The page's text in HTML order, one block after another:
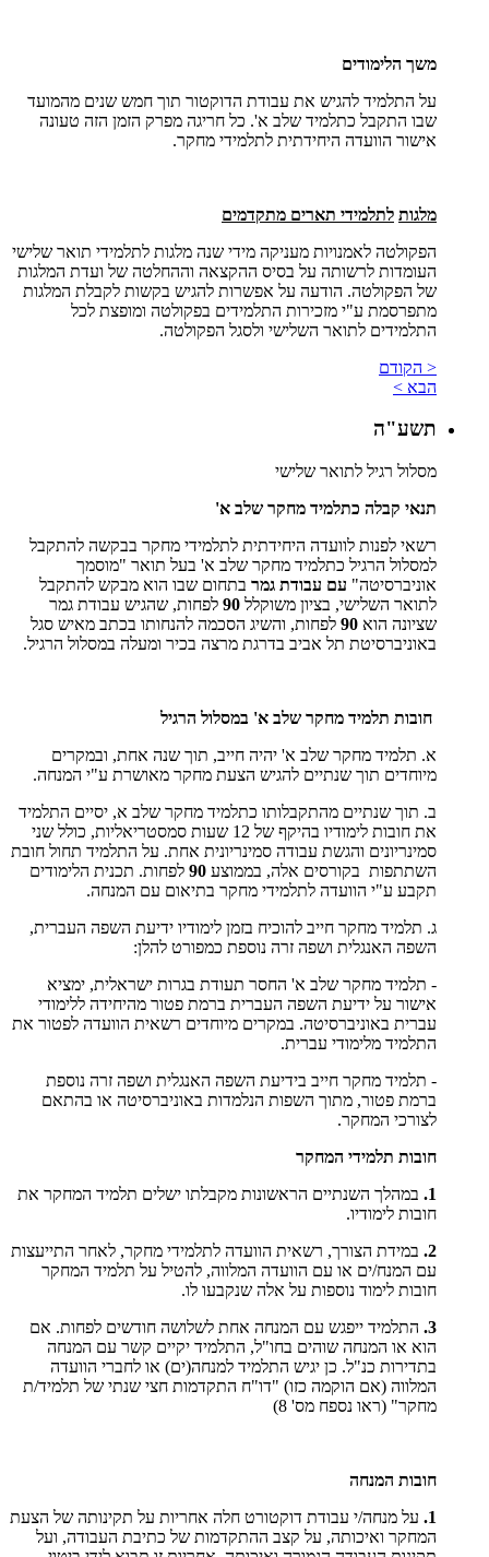
משך הלימודים
על התלמיד להגיש את עבודת הדוקטור תוך חמש שנים מהמועד
שבו התקבל כתלמיד שלב א'. כל חריגה מפרק הזמן הזה טעונה
אישור הוועדה היחידתית לתלמידי מחקר.
מלגות לתלמידי תארים מתקדמים
הפקולטה לאמנויות מעניקה מידי שנה מלגות לתלמידי תואר שלישי
העומדות לרשותה על בסיס ההקצאה וההחלטה של ועדת המלגות
של הפקולטה. הודעה על אפשרות להגיש בקשות לקבלת המלגות
מתפרסמת ע"י מזכירות התלמידים בפקולטה ומופצת לכל
התלמידים לתואר השלישי ולסגל הפקולטה.
< הקודם
הבא >
תשע"ה
מסלול רגיל לתואר שלישי
תנאי קבלה כתלמיד מחקר שלב א'
רשאי לפנות לוועדה היחידתית לתלמידי מחקר בבקשה להתקבל
למסלול הרגיל כתלמיד מחקר שלב א' בעל תואר "מוסמך
אוניברסיטה" עם עבודת גמר בתחום שבו הוא מבקש להתקבל
לתואר השלישי, בציון משוקלל 90 לפחות, שהגיש עבודת גמר
שציונה הוא 90 לפחות, והשיג הסכמה להנחותו בכתב מאיש סגל
באוניברסיטת תל אביב בדרגת מרצה בכיר ומעלה במסלול הרגיל.
חובות תלמיד מחקר שלב א' במסלול הרגיל
א. תלמיד מחקר שלב א' יהיה חייב, תוך שנה אחת, ובמקרים
מיוחדים תוך שנתיים להגיש הצעת מחקר מאושרת ע"י המנחה.
ב. תוך שנתיים מהתקבלותו כתלמיד מחקר שלב א, יסיים התלמיד
את חובות לימודיו בהיקף של 12 שעות סמסטריאליות, כולל שני
סמינריונים והגשת עבודה סמינריונית אחת. על התלמיד תחול חובת
השתתפות בקורסים אלה, בממוצע 90 לפחות. תכנית הלימודים
תקבע ע"י הוועדה לתלמידי מחקר בתיאום עם המנחה.
ג. תלמיד מחקר חייב להוכיח בזמן לימודיו ידיעת השפה העברית,
השפה האנגלית ושפה זרה נוספת כמפורט להלן:
- תלמיד מחקר שלב א' החסר תעודת בגרות ישראלית, ימציא
אישור על ידיעת השפה העברית ברמת פטור מהיחידה ללימודי
עברית באוניברסיטה. במקרים מיוחדים רשאית הוועדה לפטור את
התלמיד מלימודי עברית.
- תלמיד מחקר חייב בידיעת השפה האנגלית ושפה זרה נוספת
ברמת פטור, מתוך השפות הנלמדות באוניברסיטה או בהתאם
לצורכי המחקר.
חובות תלמידי המחקר
1. במהלך השנתיים הראשונות מקבלתו ישלים תלמיד המחקר את
חובות לימודיו.
2. במידת הצורך, רשאית הוועדה לתלמידי מחקר, לאחר התייעצות
עם המנח/ים או עם הוועדה המלווה, להטיל על תלמיד המחקר
חובות לימוד נוספות על אלה שנקבעו לו.
3. התלמיד ייפגש עם המנחה אחת לשלושה חודשים לפחות. אם
הוא או המנחה שוהים בחו"ל, התלמיד יקיים קשר עם המנחה
בתדירות כנ"ל. כן יגיש התלמיד למנחה(ים) או לחברי הוועדה
המלווה (אם הוקמה כזו) "דו"ח התקדמות חצי שנתי של תלמיד/ת
מחקר" (ראו נספח מס' 8)
חובות המנחה
1. על מנחה/י עבודת דוקטורט חלה אחריות על תקינותה של הצעת
המחקר ואיכותה, על קצב ההתקדמות של כתיבת העבודה, ועל